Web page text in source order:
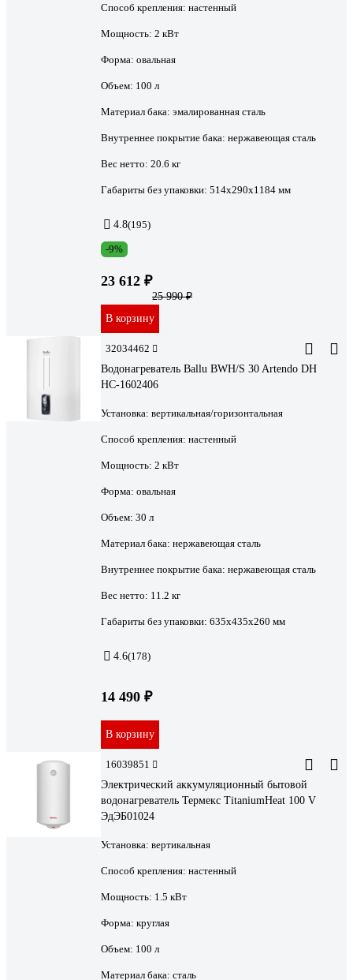
Способ крепления: настенный
Мощность: 2 кВт
Форма: овальная
Объем: 100 л
Материал бака: эмалированная сталь
Внутреннее покрытие бака: нержавеющая сталь
Вес нетто: 20.6 кг
Габариты без упаковки: 514х290х1184 мм
4.8(195)
-9%
23 612 ₽
25 990 ₽
В корзину
32034462
Водонагреватель Ballu BWH/S 30 Artendo DH
НС-1602406
Установка: вертикальная/горизонтальная
Способ крепления: настенный
Мощность: 2 кВт
Форма: овальная
Объем: 30 л
Материал бака: нержавеющая сталь
Внутреннее покрытие бака: нержавеющая сталь
Вес нетто: 11.2 кг
Габариты без упаковки: 635х435х260 мм
4.6(178)
14 490 ₽
В корзину
16039851
Электрический аккумуляционный бытовой
водонагреватель Термекс TitaniumHeat 100 V
ЭдЭБ01024
Установка: вертикальная
Способ крепления: настенный
Мощность: 1.5 кВт
Форма: круглая
Объем: 100 л
Материал бака: сталь